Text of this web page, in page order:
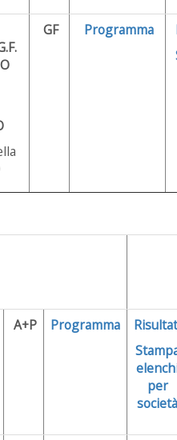
GF Programma
A+P Programma
per
società